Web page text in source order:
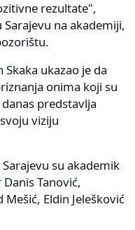
rezultate",
na akademiji,
ukazao je da
onima koji su
predstavlja
viziju
su akademik
Tanović,
Eldin Jelešković